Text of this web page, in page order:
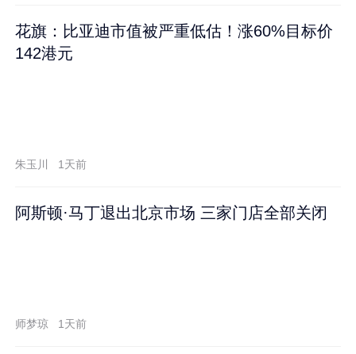
花旗：比亚迪市值被严重低估！涨60%目标价
142港元
朱玉川 1天前
阿斯顿·马丁退出北京市场 三家门店全部关闭
师梦琼 1天前